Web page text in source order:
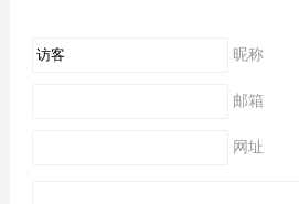
昵称
邮箱
网址